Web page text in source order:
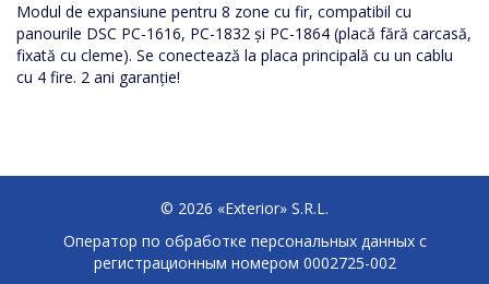
Modul de expansiune pentru 8 zone cu fir, compatibil cu
panourile DSC PC-1616, PC-1832 și PC-1864 (placă fără carcasă,
fixată cu cleme). Se conectează la placa principală cu un cablu
cu 4 fire. 2 ani garanție!
© 2026 «Exterior» S.R.L.
Оператор по обработке персональных данных c
регистрационным номером 0002725-002